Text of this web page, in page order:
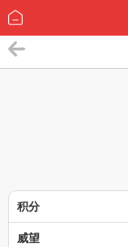
积分
威望